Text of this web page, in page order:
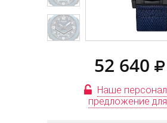
52 640
Наше
предложение